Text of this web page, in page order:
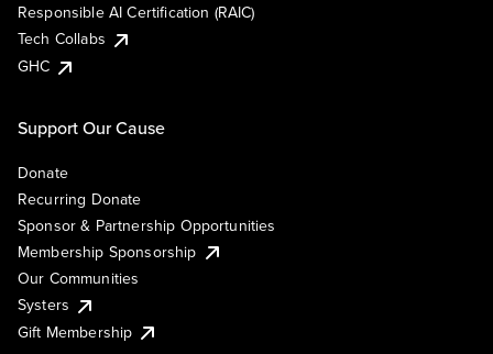
Responsible AI Certification (RAIC)
Tech Collabs
GHC
Support Our Cause
Donate
Recurring Donate
Sponsor & Partnership Opportunities
Membership Sponsorship
Our Communities
Systers
Gift Membership